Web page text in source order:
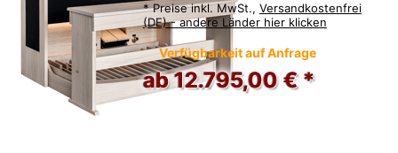
* Preise inkl. MwSt., Versandkostenfrei
(DE) - andere Länder hier klicken
Verfügbarkeit auf Anfrage
ab 12.795,00 € *